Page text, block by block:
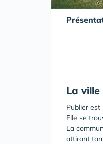
La
Publier
Elle se
La
attirant